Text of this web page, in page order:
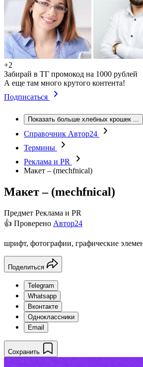
+2
Забирай в ТГ промокод на 1000 рублей
А еще там много крутого контента!
Подписаться
Показать больше хлебных крошек ...
Справочник Автор24
Термины
Реклама и PR
Макет – (mechfnical)
Макет – (mechfnical)
Предмет Реклама и PR
👍 Проверено Автор24
шрифт, фотографии, графические
Поделиться
Telegram
Whatsapp
Вконтакте
Одноклассники
Email
Сохранить